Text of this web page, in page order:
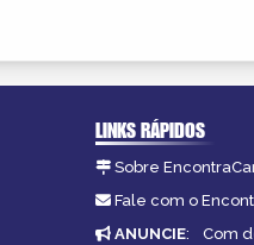
LINKS RÁPIDOS
Sobre
Fale com o
ANUNCIE: Com